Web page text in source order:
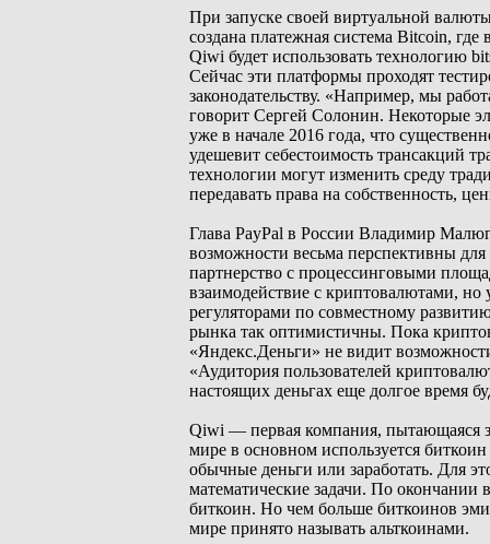
При запуске своей виртуальной
создана платежная система Bitcoin,
Qiwi будет использовать технологию
Сейчас эти платформы проходят
законодательству. «Например, мы
говорит Сергей Солонин. Некоторые
уже в начале 2016 года, что
удешевит себестоимость трансакций
технологии могут изменить среду
передавать права на собственность,
Глава PayPal в России Владимир
возможности весьма перспективны
партнерство с процессинговыми
взаимодействие с криптовалютами, но
регуляторами по совместному
рынка так оптимистичны. Пока
«Яндекс.Деньги» не видит
«Аудитория пользователей
настоящих деньгах еще долгое время
Qiwi — первая компания, пытающаяся
мире в основном используется
обычные деньги или заработать. Для
математические задачи. По окончании
биткоин. Но чем больше биткоинов
мире принято называть альткоинами.